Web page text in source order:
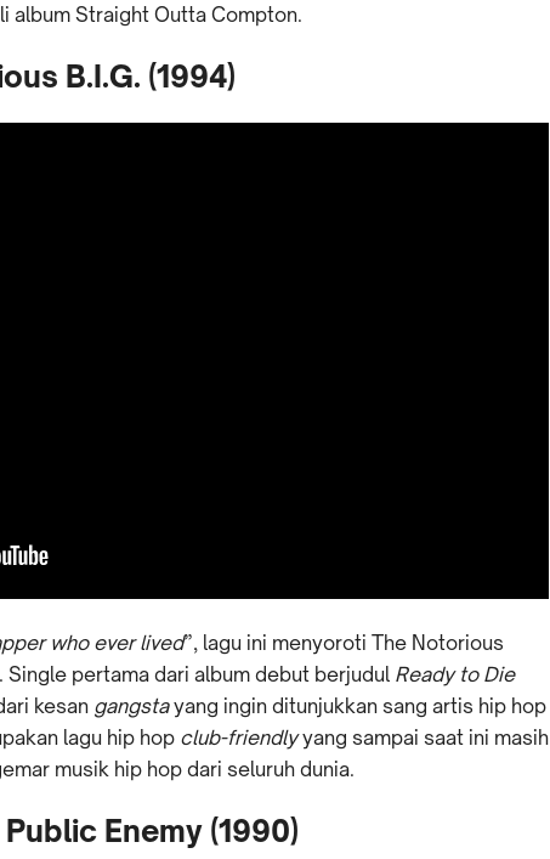
album Straight Outta Compton.
B.I.G. (1994)
who ever lived”, lagu ini menyoroti The Notorious
Single pertama dari album debut berjudul Ready to Die
kesan gangstayang ingin ditunjukkan sang artis hip hop
lagu hip hop club-friendlyyang sampai saat ini masih
musik hip hop dari seluruh dunia.
Enemy (1990)